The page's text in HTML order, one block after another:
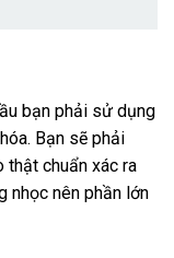
bạn phải sử dụng
Bạn sẽ phải
thật chuẩn xác ra
nhọc nên phần lớn